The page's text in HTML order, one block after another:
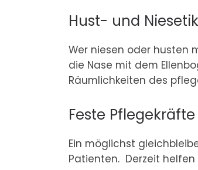
Hust- und
Wer niesen oder husten
die Nase mit dem
Räumlichkeiten des
Feste
Ein möglichst
Patienten. Derzeit